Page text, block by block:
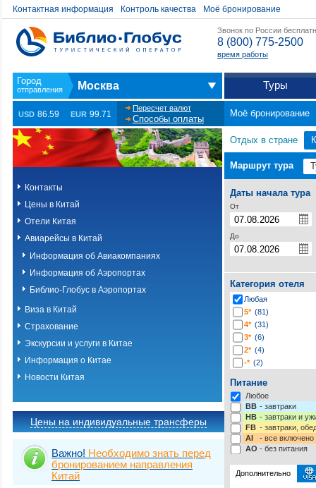
Контактная информация Контроль качества Моё бронирование
Звонок по России
8 (800) 775-2500
время работы
Москва Туры
USD 86.59 EUR 99.71
Пересчет валют
Способы оплаты
Моё бронирование
Контакты
Цены в Китай
Отели Китая
Авиарейсы в Китай
Информация об Авиакомпаниях
Информация об Аэропортах
Библио-Глобус в Аэропортах
Виза в Китай
Страхование
Экскурсии и услуги в Китае
Информация о Китае
Новости Китая
Цены на индивидуальные трансферы
Важно! Необходимо знать перед
бронированием направления
Китай
Отдых в стране
Маршрут тура
Даты начала тура
От
До
Категория отеля
Любая
5* (81)
4* (31)
3* (6)
2* (4)
-* (2)
Питание
Любое
BB - завтраки
HB - завтраки и
FB - завтраки,
AI
- все включено
AO - без питания
Дополнительно